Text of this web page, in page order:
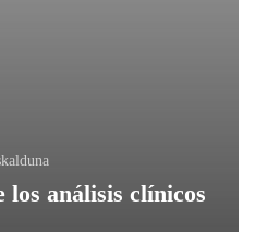
análisis clínicos